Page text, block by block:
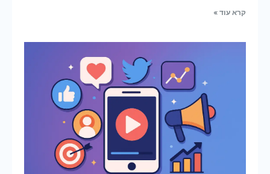
קרא עוד »